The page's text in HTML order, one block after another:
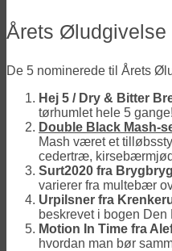
Årets Øludgivelse
De 5 nominerede til Årets
Hej 5 / Dry & Bitter
tørhumlet hele 5
Double Black Mash-
Mash været et
cedertræ,
Surt2020 fra
varierer fra multebær
Urpilsner fra
beskrevet i bogen
Motion In Time fra
hvordan man bør